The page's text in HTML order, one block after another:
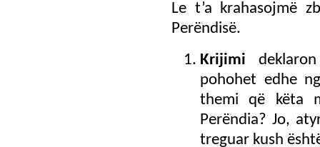
Le t’a krahasojmë
Perëndisë.
Krijimi
pohohet edhe
themi që këta
Perëndia? Jo,
treguar kush